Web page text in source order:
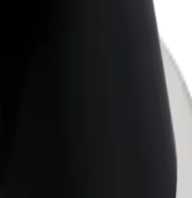
Bolt for Business
Продукти и
скалирани за